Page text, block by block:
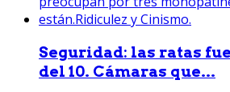
Seguridad: las ratas
del 10. Cámaras que...